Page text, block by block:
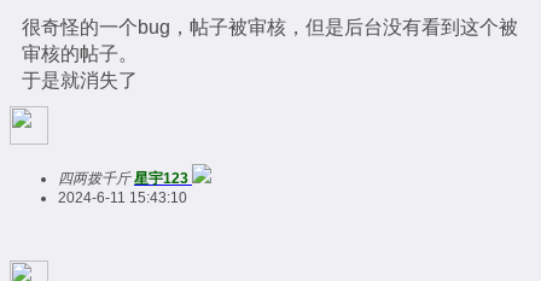
很奇怪的一个bug，帖子被审核，但是后台没有看到这个被
审核的帖子。
于是就消失了
四两拨千斤 星宇123
2024-6-11 15:43:10